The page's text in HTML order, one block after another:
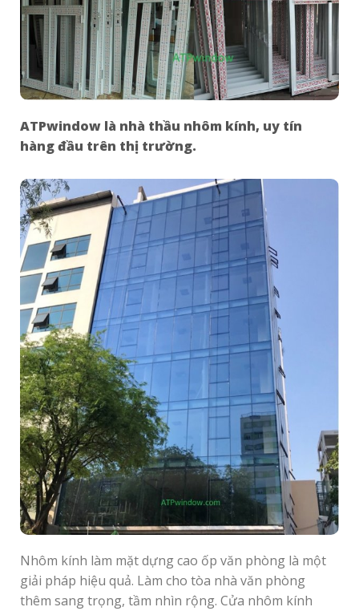
ATPwindow là nhà thầu nhôm kính, uy tín
hàng đầu trên thị trường.
Nhôm kính làm mặt dựng cao ốp văn phòng là một
giải pháp hiệu quả. Làm cho tòa nhà văn phòng
thêm sang trọng, tầm nhìn rộng. Cửa nhôm kính